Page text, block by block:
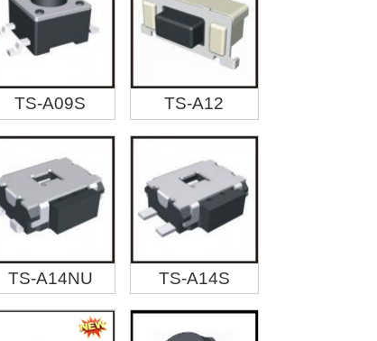
TS-A09S TS-A12
TS-A14NU TS-A14S